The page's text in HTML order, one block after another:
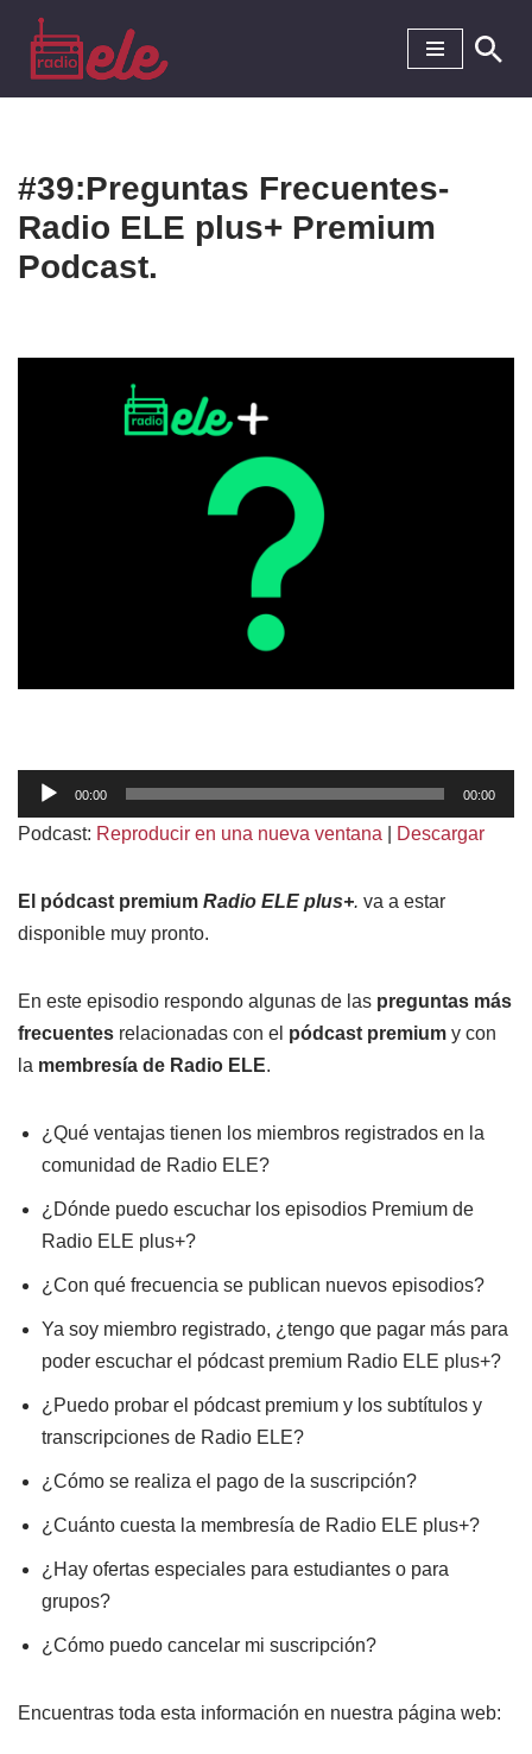
Saltar
al
#39:Preguntas Frecuentes-
Radio ELE plus+ Premium
Podcast.
e
o
d
c
t
o
d
o
00:00 00:00
Podcast: Reproducir en una nueva ventana Descargar
El pódcast premium Radio ELE plus+. va a estar
disponible muy pronto.
En este episodio respondo algunas de las preguntas más
frecuentes relacionadas con el pódcast premium y con
la membresía de Radio ELE.
¿Qué ventajas tienen los miembros registrados en la
comunidad de Radio ELE?
¿Dónde puedo escuchar los episodios Premium de
Radio ELE plus+?
¿Con qué frecuencia se publican nuevos episodios?
Ya soy miembro registrado, ¿tengo que pagar más para
poder escuchar el pódcast premium Radio ELE plus+?
¿Puedo probar el pódcast premium y los subtítulos y
transcripciones de Radio ELE?
¿Cómo se realiza el pago de la suscripción?
¿Cuánto cuesta la membresía de Radio ELE plus+?
¿Hay ofertas especiales para estudiantes o para
grupos?
¿Cómo puedo cancelar mi suscripción?
Encuentras toda esta información en nuestra página web: